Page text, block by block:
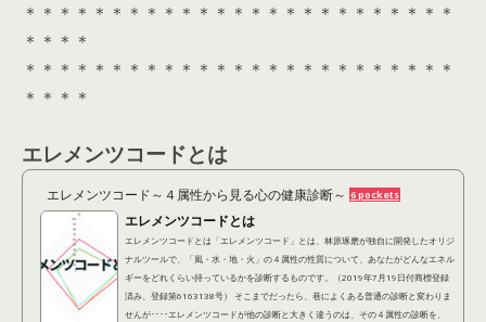
＊＊＊＊＊＊＊＊＊＊＊＊＊＊＊＊＊＊＊＊＊＊＊＊＊
＊＊＊＊
＊＊＊＊＊＊＊＊＊＊＊＊＊＊＊＊＊＊＊＊＊＊＊＊＊
＊＊＊＊
エレメンツコードとは
エレメンツコード～４属性から見る心の健康診断～ 6 pockets
エレメンツコードとは
エレメンツコードとは「エレメンツコード」とは、林原琢磨が独自に開発したオリジ
ナルツールで、「風・水・地・火」の４属性の性質について、あなたがどんなエネル
ギーをどれくらい持っているかを診断するものです。（2019年7月19日付商標登録
済み、登録第6163138号） そこまでだったら、巷によくある普通の診断と変わりま
せんが････エレメンツコードが他の診断と大きく違うのは、その４属性の診断を、